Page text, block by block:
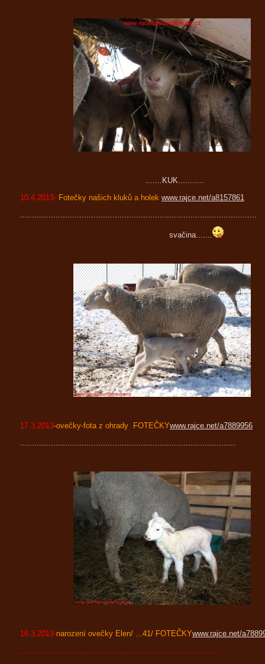
.......KUK...........
10.4.2013- Fotečky našich kluků a holek www.rajce.net/a8157861
....................................................................................................
svačina.......
17.3.2013-ovečky-fota z ohrady FOTEČKYwww.rajce.net/a7889956
...........................................................................................
16.3.2013-narození ovečky Elen/ ...41/ FOTEČKYwww.rajce.net/
....................................................................................